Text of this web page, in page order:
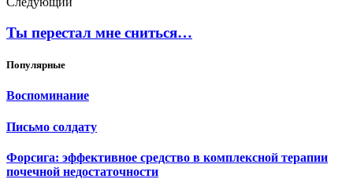
Ты перестал мне сниться…
Популярные
Воспоминание
Письмо солдату
Форсига: эффективное средство в комплексной терапии
почечной недостаточности